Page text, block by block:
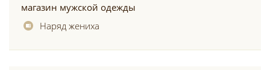
магазин мужской одежды
Наряд жениха